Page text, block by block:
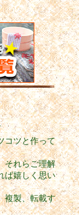
コツと作って
それらご理解
ば嬉しく思い
複製、転載す